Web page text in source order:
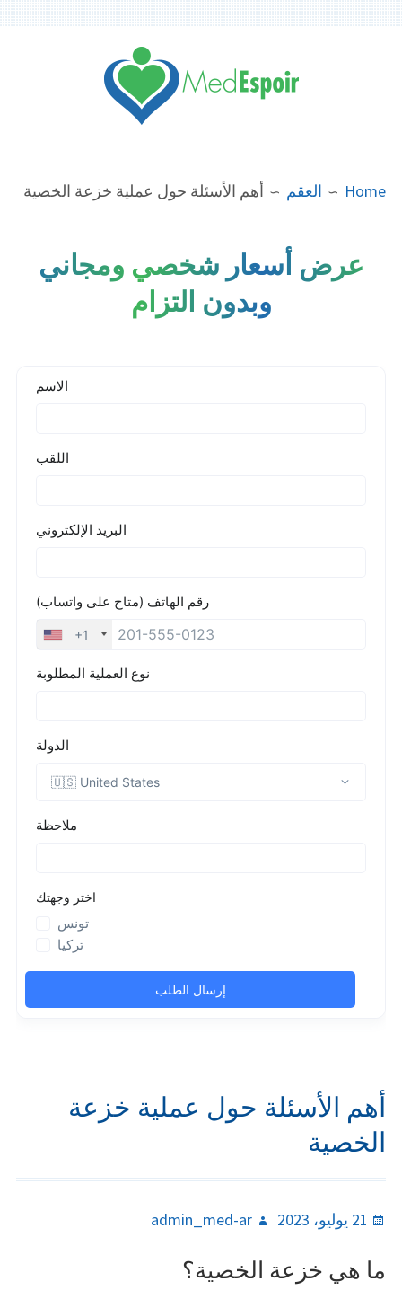
Home العقم أهم الأسئلة حول عملية خزعة الخصية
عرض أسعار شخصي ومجاني
وبدون التزام
أهم الأسئلة حول عملية خزعة
الخصية
Posted
21 يوليو، 2023 Author
admin_med-ar
ما هي خزعة الخصية؟